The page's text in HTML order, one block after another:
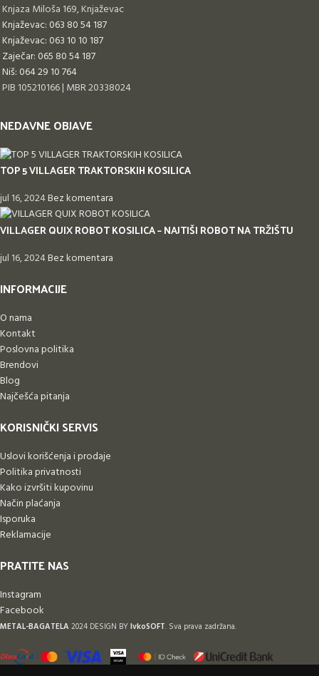
Knjaza Miloša 169, Knjaževac
Knjaževac: 063 80 54 187
Knjaževac: 063 10 10 187
Zaječar: 065 80 54 187
Niš: 064 29 10 764
PIB 105210166 | MBR 20338024
NEDAVNE OBJAVE
TOP 5 VILLAGER TRAKTORSKIH KOSILICA
jul 16, 2024Bez komentara
VILLAGER QUIX ROBOT KOSILICA – NAJTIŠI ROBOT NA TRŽIŠTU
jul 16, 2024Bez komentara
INFORMACIJE
O nama
Kontakt
Poslovna politika
Brendovi
Blog
Najčešća pitanja
KORISNIČKI SERVIS
Uslovi korišćenja i prodaje
Politika privatnosti
Kako izvršiti kupovinu
Način plaćanja
Isporuka
Reklamacije
PRATITE NAS
Instagram
Facebook
METAL-BAGATELA 2024 DESIGN BYIvkoSOFT. Sva prava zadržana.